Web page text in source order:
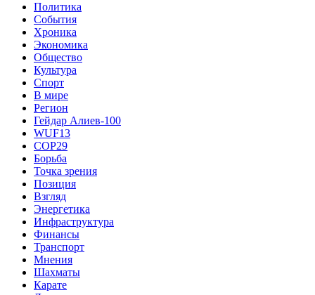
Политика
События
Хроника
Экономика
Общество
Культура
Спорт
В мире
Регион
Гейдар Алиев-100
WUF13
COP29
Борьба
Точка зрения
Позиция
Взгляд
Энергетика
Инфраструктура
Финансы
Транспорт
Мнения
Шахматы
Карате